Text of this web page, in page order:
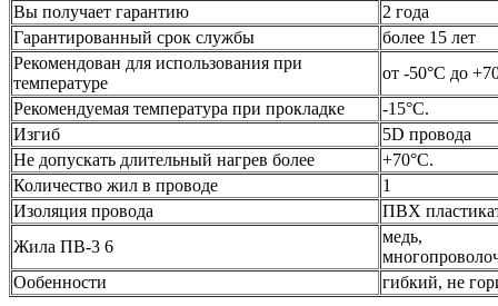
Вы получает гарантию
2 года
Гарантированный срок службы
более 15 лет
Рекомендован для использования при
температуре
от -50°С до
Рекомендуемая температура при прокладке
-15°С.
Изгиб
5D провода
Не допускать длительный нагрев более
+70°С.
Количество жил в проводе
1
Изоляция провода
ПВХ
Жила ПВ-3 6
медь,
Ообенности
гибкий, не